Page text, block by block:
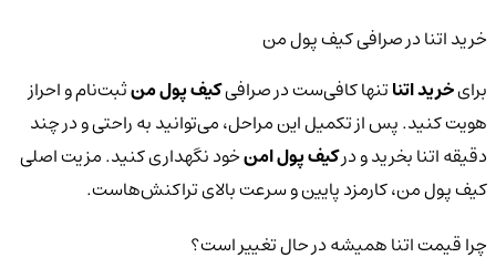
خرید اتنا در صرافی کیف پول من
برایخرید اتناتنها کافی‌ست در صرافیکیف پول منثبت‌نام و احراز
هویت کنید. پس از تکمیل این مراحل، می‌توانید به راحتی و در چند
دقیقه اتنا بخرید و درکیف پول امنخود نگهداری کنید. مزیت اصلی
کیف پول من، کارمزد پایین و سرعت بالای تراکنش‌هاست.
چرا قیمت اتنا همیشه در حال تغییر است؟